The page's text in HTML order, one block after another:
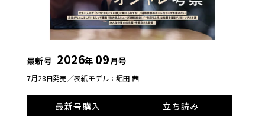
最新号 2026年 09月号
7月28日発売／表紙モデル：堀田 茜
最新号購入
立ち読み